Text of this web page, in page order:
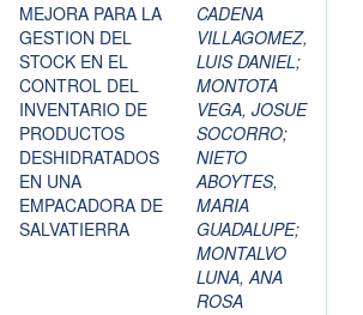
MEJORA PARA LA
GESTION DEL
STOCK EN EL
CONTROL DEL
INVENTARIO DE
PRODUCTOS
DESHIDRATADOS
EN UNA
EMPACADORA DE
SALVATIERRA
CADENA
VILLAGOMEZ,
LUIS DANIEL;
MONTOTA
VEGA, JOSUE
SOCORRO;
NIETO
ABOYTES,
MARIA
GUADALUPE;
MONTALVO
LUNA, ANA
ROSA